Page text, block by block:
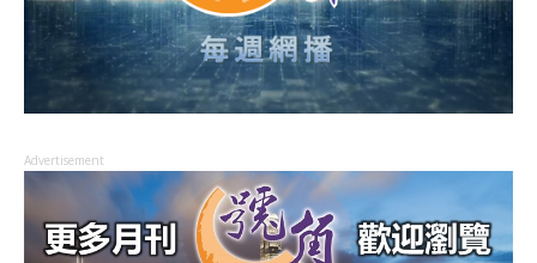
Advertisement